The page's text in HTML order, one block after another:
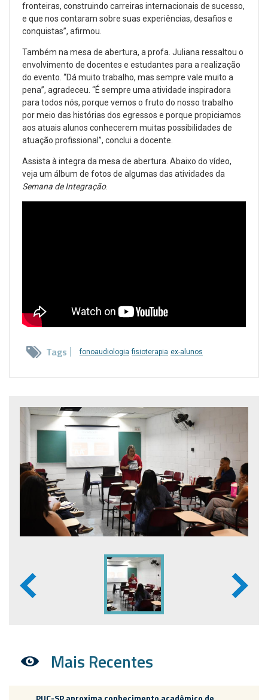
fronteiras, construindo carreiras internacionais de sucesso,
e que nos contaram sobre suas experiências, desafios e
conquistas”, afirmou.
Também na mesa de abertura, a profa. Juliana ressaltou o
envolvimento de docentes e estudantes para a realização
do evento. “Dá muito trabalho, mas sempre vale muito a
pena”, agradeceu. “É sempre uma atividade inspiradora
para todos nós, porque vemos o fruto do nosso trabalho
por meio das histórias dos egressos e porque propiciamos
aos atuais alunos conhecerem muitas possibilidades de
atuação profissional”, conclui a docente.
Assista à integra da mesa de abertura. Abaixo do vídeo,
veja um álbum de fotos de algumas das atividades da
Semana de Integração.
Tags fonoaudiologia fisioterapia ex-alunos
Mais Recentes